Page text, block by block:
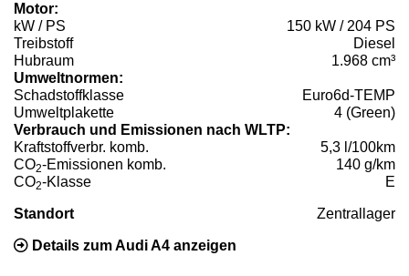
Motor:
kW / PS
150 kW / 204 PS
Treibstoff
Diesel
Hubraum
1.968 cm³
Umweltnormen:
Schadstoffklasse
Euro6d-TEMP
Umweltplakette
4 (Green)
Verbrauch und Emissionen nach WLTP:
Kraftstoffverbr. komb.
5,3 l/100km
CO2-Emissionen komb.
140 g/km
CO2-Klasse E
Standort Zentrallager
Details zum Audi A4 anzeigen